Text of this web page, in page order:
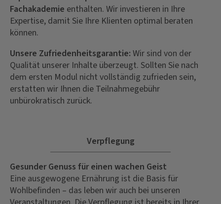
Fachakademie enthalten. Wir investieren in Ihre
Expertise, damit Sie Ihre Klienten optimal beraten
können.
Unsere Zufriedenheitsgarantie: Wir sind von der
Qualität unserer Inhalte überzeugt. Sollten Sie nach
dem ersten Modul nicht vollständig zufrieden sein,
erstatten wir Ihnen die Teilnahmegebühr
unbürokratisch zurück.
Verpflegung
Gesunder Genuss für einen wachen Geist
Eine ausgewogene Ernährung ist die Basis für
Wohlbefinden – das leben wir auch bei unseren